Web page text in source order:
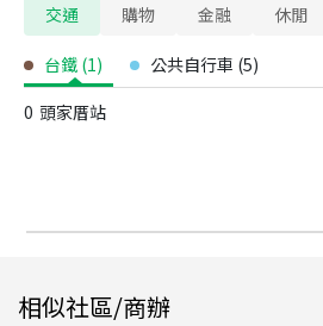
交通 購物 金融 休閒
台鐵 (1) 公共自行車 (5)
0 頭家厝站
相似社區/商辦